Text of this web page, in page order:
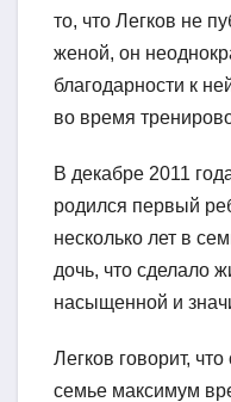
то, что Легков не
женой, он
благодарности к
во время
В декабре 2011
родился первый
несколько лет в
дочь, что сделало
насыщенной и
Легков говорит,
семье максимум